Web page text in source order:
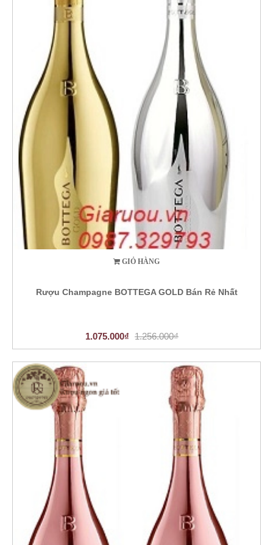
GIỎ HÀNG
Rượu Champagne BOTTEGA GOLD Bán Rẻ Nhất
1.075.000₫ 1.256.000₫